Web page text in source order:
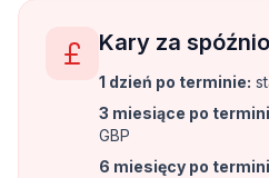
Kary za
1 dzień po terminie:
3 miesiące po
GBP
6 miesięcy po